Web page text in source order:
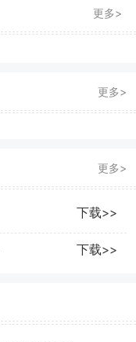
更多>
更多>
更多>
下载>>
下载>>